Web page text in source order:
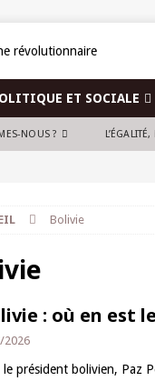
ET SOCIALE
NOUS ?
Bolivie
: où en est
2026
président bolivien, Paz